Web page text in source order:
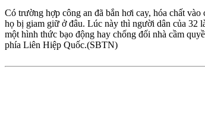
Có trường hợp công an đã bắn hơi cay, hóa chất
họ bị giam giữ ở đâu. Lúc này thì người dân của 32
một hình thức bạo động hay chống đối nhà cầm
phía Liên Hiệp Quốc.(SBTN)